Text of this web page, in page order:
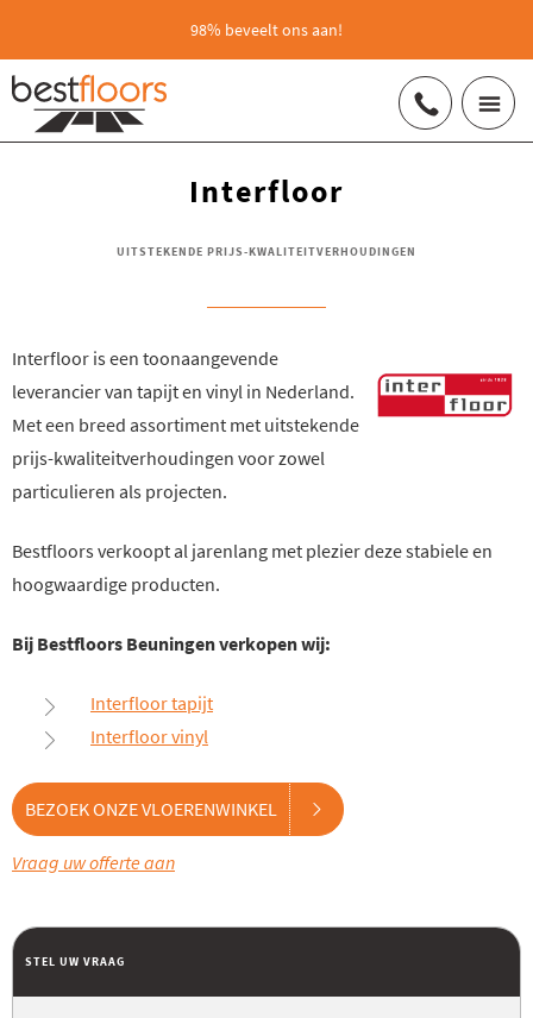
98% beveelt ons aan!
Interfloor
UITSTEKENDE PRIJS-KWALITEITVERHOUDINGEN
Interfloor is een toonaangevende
leverancier van tapijt en vinyl in Nederland.
Met een breed assortiment met uitstekende
prijs-kwaliteitverhoudingen voor zowel
particulieren als projecten.
Bestfloors verkoopt al jarenlang met plezier deze stabiele en
hoogwaardige producten.
Bij Bestfloors Beuningen verkopen wij:
Interfloor tapijt
Interfloor vinyl
BEZOEK ONZE VLOERENWINKEL
Vraag uw offerte aan
STEL UW VRAAG